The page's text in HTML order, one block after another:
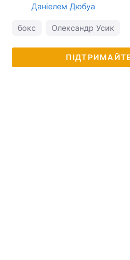
Даніелем Дюбуа
бокс Олександр Усик